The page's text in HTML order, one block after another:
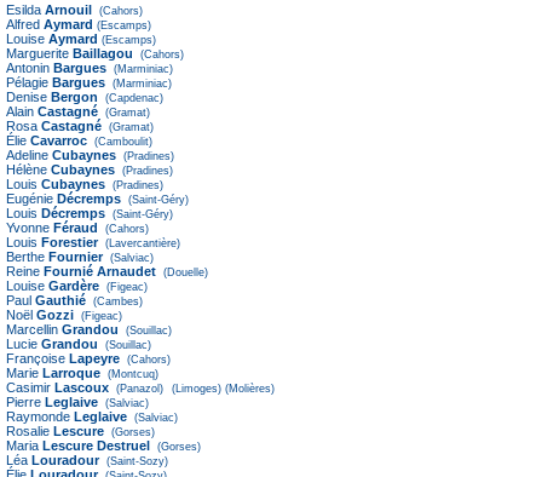
Esilda Arnouil (Cahors)
Alfred Aymard (Escamps)
Louise Aymard (Escamps)
Marguerite Baillagou (Cahors)
Antonin Bargues (Marminiac)
Pélagie Bargues (Marminiac)
Denise Bergon (Capdenac)
Alain Castagné (Gramat)
Rosa Castagné (Gramat)
Élie Cavarroc (Camboulit)
Adeline Cubaynes (Pradines)
Hélène Cubaynes (Pradines)
Louis Cubaynes (Pradines)
Eugénie Décremps (Saint-Géry)
Louis Décremps (Saint-Géry)
Yvonne Féraud (Cahors)
Louis Forestier (Lavercantière)
Berthe Fournier (Salviac)
Reine Fournié Arnaudet (Douelle)
Louise Gardère (Figeac)
Paul Gauthié (Cambes)
Noël Gozzi (Figeac)
Marcellin Grandou (Souillac)
Lucie Grandou (Souillac)
Françoise Lapeyre (Cahors)
Marie Larroque (Montcuq)
Casimir Lascoux (Panazol) (Limoges) (Molières)
Pierre Leglaive (Salviac)
Raymonde Leglaive (Salviac)
Rosalie Lescure (Gorses)
Maria Lescure Destruel (Gorses)
Léa Louradour (Saint-Sozy)
Élie Louradour